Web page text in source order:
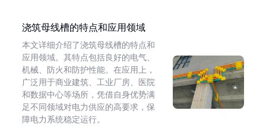
浇筑母线槽的特点和应用领域
本文详细介绍了浇筑母线槽的特点和
应用领域。其特点包括良好的电气、
机械、防火和防护性能。在应用上，
广泛用于商业建筑、工业厂房、医院
和数据中心等场所，凭借自身优势满
足不同领域对电力供应的高要求，保
障电力系统稳定运行。